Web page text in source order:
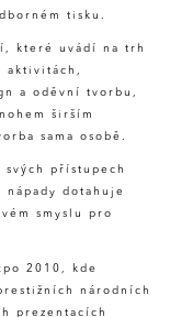
tisku.
které uvádí na trh
aktivitách,
a oděvní tvorbu,
širším
sama osobě.
svých přístupech
dotahuje
smyslu pro
2010, kde
národních
prezentacích